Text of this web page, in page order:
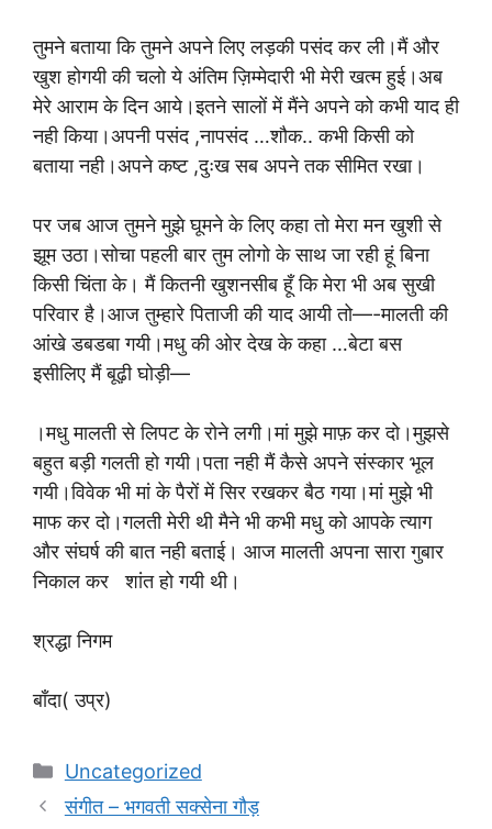
तुमने बताया कि तुमने अपने लिए लड़की पसंद कर ली।मैं और
खुश होगयी की चलो ये अंतिम ज़िम्मेदारी भी मेरी खत्म हुई।अब
मेरे आराम के दिन आये।इतने सालों में मैंने अपने को कभी याद ही
नही किया।अपनी पसंद ,नापसंद …शौक.. कभी किसी को
बताया नही।अपने कष्ट ,दुःख सब अपने तक सीमित रखा।
पर जब आज तुमने मुझे घूमने के लिए कहा तो मेरा मन खुशी से
झूम उठा।सोचा पहली बार तुम लोगो के साथ जा रही हूं बिना
किसी चिंता के। मैं कितनी खुशनसीब हूँ कि मेरा भी अब सुखी
परिवार है।आज तुम्हारे पिताजी की याद आयी तो—-मालती की
आंखे डबडबा गयी।मधु की ओर देख के कहा …बेटा बस
इसीलिए मैं बूढ़ी घोड़ी—
।मधु मालती से लिपट के रोने लगी।मां मुझे माफ़ कर दो।मुझसे
बहुत बड़ी गलती हो गयी।पता नही मैं कैसे अपने संस्कार भूल
गयी।विवेक भी मां के पैरों में सिर रखकर बैठ गया।मां मुझे भी
माफ कर दो।गलती मेरी थी मैने भी कभी मधु को आपके त्याग
और संघर्ष की बात नही बताई। आज मालती अपना सारा गुबार
निकाल कर शांत हो गयी थी।
श्रद्धा निगम
बाँदा( उप्र)
Categories
Uncategorized
संगीत – भगवती सक्सेना गौड़